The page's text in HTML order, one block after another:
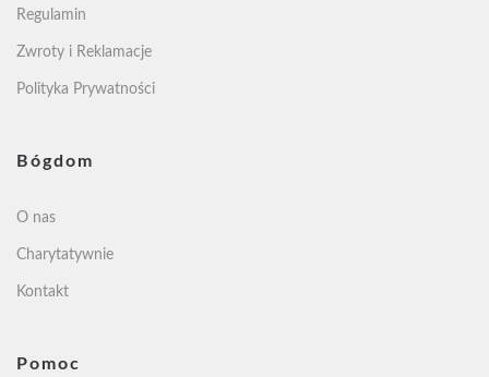
Regulamin
Zwroty i Reklamacje
Polityka Prywatności
Bógdom
O nas
Charytatywnie
Kontakt
Pomoc